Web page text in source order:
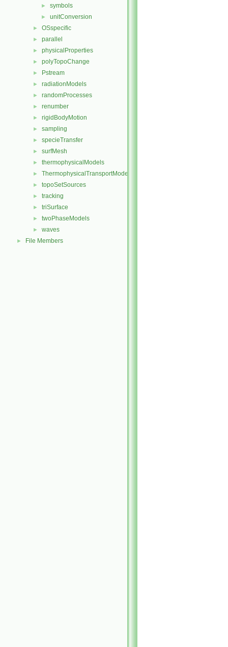
► symbols
► unitConversion
► OSspecific
► parallel
► physicalProperties
► polyTopoChange
► Pstream
► radiationModels
► randomProcesses
► renumber
► rigidBodyMotion
► sampling
► specieTransfer
► surfMesh
► thermophysicalModels
► ThermophysicalTransportModels
► topoSetSources
► tracking
► triSurface
► twoPhaseModels
► waves
► File Members